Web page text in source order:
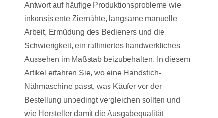
Antwort auf häufige Produktionsprobleme wie
inkonsistente Ziernähte, langsame manuelle
Arbeit, Ermüdung des Bedieners und die
Schwierigkeit, ein raffiniertes handwerkliches
Aussehen im Maßstab beizubehalten. In diesem
Artikel erfahren Sie, wo eine Handstich-
Nähmaschine passt, was Käufer vor der
Bestellung unbedingt vergleichen sollten und
wie Hersteller damit die Ausgabequalität